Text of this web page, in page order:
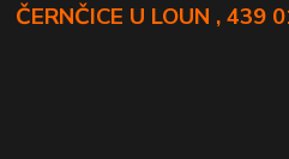
ČERNČICE U LOUN , 439